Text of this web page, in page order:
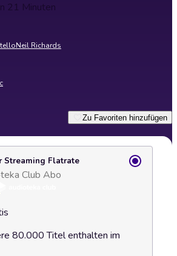
21 Minuten
Neil Richards
Zu Favoriten hinzufügen
Streaming Flatrate
Club Abo
80.000 Titel enthalten im